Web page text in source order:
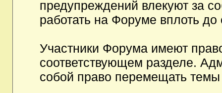
предупреждений влекуют за
работать на Форуме вплоть
Участники Форума имеют
соответствующем разделе.
собой право перемещать темы